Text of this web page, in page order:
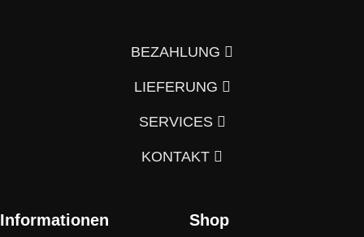
BEZAHLUNG
LIEFERUNG
SERVICES
KONTAKT
Informationen Shop